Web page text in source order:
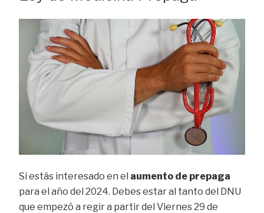
Si estás interesado en el aumento de prepaga
para el año del 2024. Debes estar al tanto del DNU
que empezó a regir a partir del Viernes 29 de